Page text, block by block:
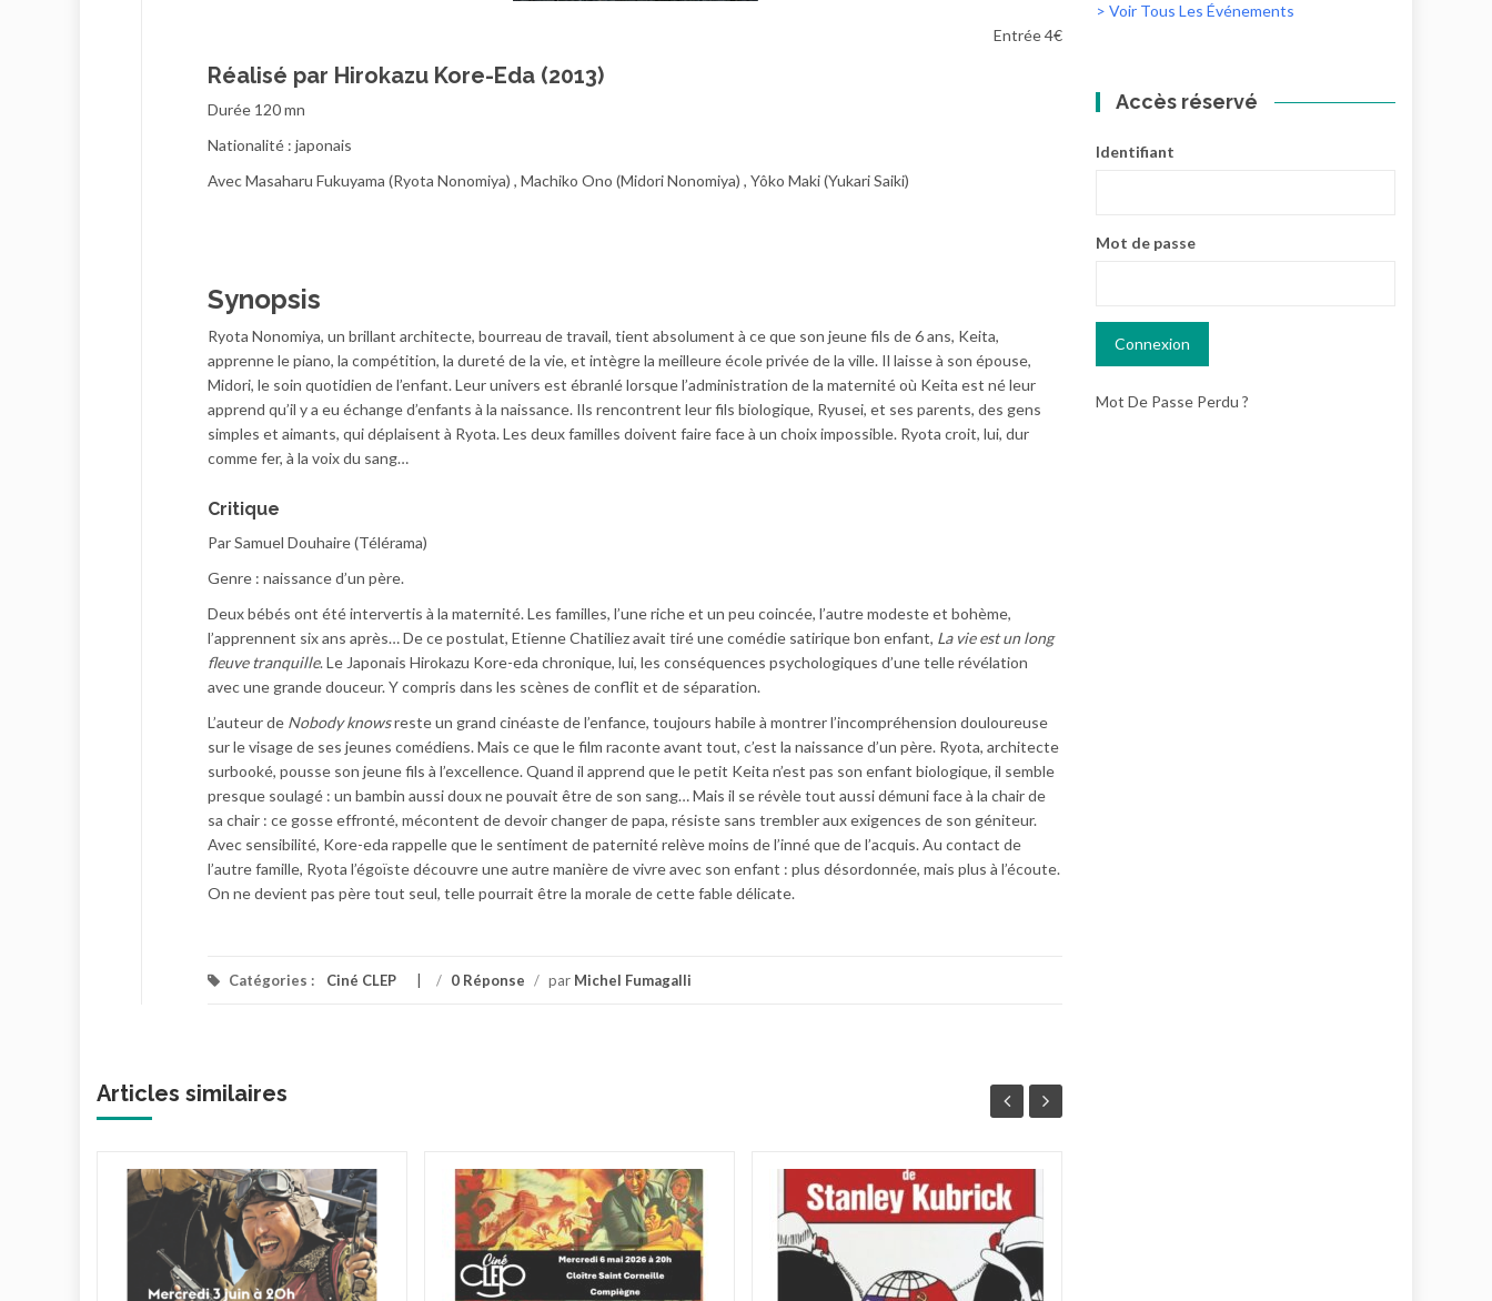
Entrée 4€
Réalisé par Hirokazu Kore-Eda (2013)
Durée 120 mn
Nationalité : japonais
Avec Masaharu Fukuyama (Ryota Nonomiya) , Machiko Ono (Midori Nonomiya) , Yôko Maki (Yukari Saiki)
Synopsis
Ryota Nonomiya, un brillant architecte, bourreau de travail, tient absolument à ce que son jeune fils de 6 ans, Keita,
apprenne le piano, la compétition, la dureté de la vie, et intègre la meilleure école privée de la ville. Il laisse à son épouse,
Midori, le soin quotidien de l’enfant. Leur univers est ébranlé lorsque l’administration de la maternité où Keita est né leur
apprend qu’il y a eu échange d’enfants à la naissance. Ils rencontrent leur fils biologique, Ryusei, et ses parents, des gens
simples et aimants, qui déplaisent à Ryota. Les deux familles doivent faire face à un choix impossible. Ryota croit, lui, dur
comme fer, à la voix du sang…
Critique
Par Samuel Douhaire (Télérama)
Genre : naissance d’un père.
Deux bébés ont été intervertis à la maternité. Les familles, l’une riche et un peu coincée, l’autre modeste et bohème,
l’apprennent six ans après… De ce postulat, Etienne Chatiliez avait tiré une comé­die satirique bon enfant, La vie est un long
fleuve tranquille. Le Japonais Hirokazu Kore-eda chronique, lui, les conséquen­ces psychologiques d’une telle révélation
avec une grande douceur. Y compris dans les scènes de conflit et de séparation.
L’auteur de Nobody knowsreste un grand cinéaste de l’enfance, toujours habile à montrer l’incompréhension douloureuse
sur le visage de ses jeunes comédiens. Mais ce que le film raconte avant tout, c’est la naissance d’un père. Ryota, architecte
surbooké, pousse son jeune fils à l’excellence. Quand il apprend que le petit Keita n’est pas son enfant biologique, il semble
presque soulagé : un bambin aussi doux ne pouvait être de son sang… Mais il se révèle tout aussi démuni face à la chair de
sa chair : ce gosse effronté, mécontent de devoir changer de papa, résiste sans trembler aux exigences de son géniteur.
Avec sensibilité, Kore-eda rappelle que le sentiment de paternité relève moins de l’inné que de l’acquis. Au contact de
l’autre famille, Ryota l’égoïste découvre une autre manière de vivre avec son enfant : plus désordonnée, mais plus à l’écoute.
On ne devient pas père tout seul, telle pourrait être la morale de cette fable délicate.
Catégories : Ciné CLEP / 0 Réponse / par Michel Fumagalli
Articles similaires
> Voir Tous Les Événements
Accès réservé
Identifiant
Mot de passe
Mot De Passe Perdu ?